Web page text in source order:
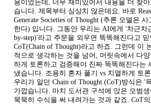
용이었는데, 너무 재미있어서 내용을 더 찾
습니다. 제목부터 심상치 않은데요. 바로
Generate Societies of Thought (추론 모델은
한다) 입니다. 그동안 우리는 AI에게 '차근차
by-step)'라고 주문을 외우면 똑똑해진다고
CoT(Chain of Thought)라고 하죠. 그런데 이
적으로 생각하는 것을 넘어, 머릿속에서 다
하게 토론하고 검증해야 진짜 똑똑해진다는
냈습니다. 조용히 혼자 풀기 vs 치열하게 토
우리가 알던 Chain of Thought (CoT)방식은 '
가깝습니다. 마치 도서관 구석에 앉은 모범
묵묵히 수식을 써 내려가는 것과 같죠. CoT